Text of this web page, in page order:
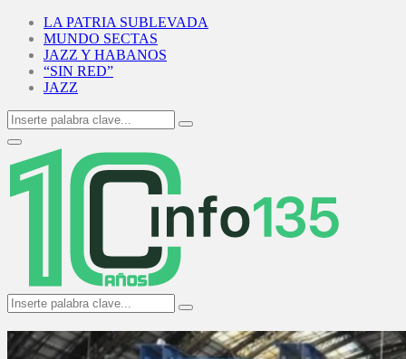
LA PATRIA SUBLEVADA
MUNDO SECTAS
JAZZ Y HABANOS
“SIN RED”
JAZZ
Search
for:
Search
Primary
Menu
Search
for:
Search